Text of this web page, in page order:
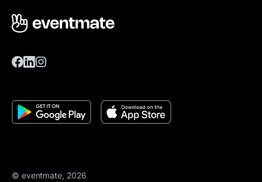
© eventmate, 2026